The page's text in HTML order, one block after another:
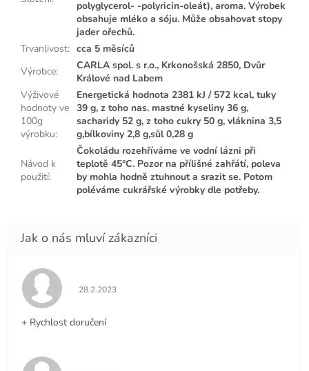
polyglycerol- -polyricin-oleát), aroma. Výrobek
obsahuje mléko a sóju. Může obsahovat stopy
jader ořechů.
Trvanlivost: cca 5 měsíců
Výrobce:
CARLA spol. s r.o., Krkonošská 2850, Dvůr
Králové nad Labem
Výživové
hodnoty ve
100g
výrobku:
Energetická hodnota 2381 kJ / 572 kcal, tuky
39 g, z toho nas. mastné kyseliny 36 g,
sacharidy 52 g, z toho cukry 50 g, vláknina 3,5
g,bílkoviny 2,8 g,sůl 0,28 g
Návod k
použití:
Čokoládu rozehříváme ve vodní lázni při
teplotě 45°C. Pozor na přílišné zahřátí, poleva
by mohla hodně ztuhnout a srazit se. Potom
poléváme cukrářské výrobky dle potřeby.
Hodnocení obchodu je 5 z 5 hvězdiček.
28.2.2023
+ Rychlost doručení